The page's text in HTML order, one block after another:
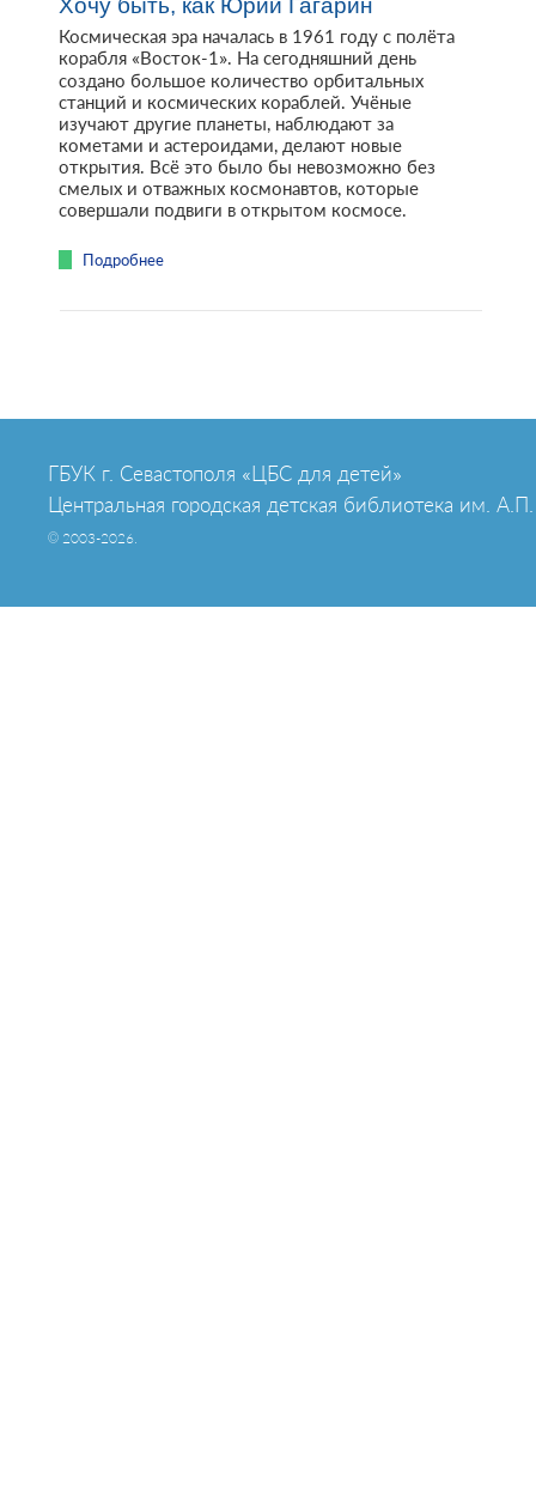
Хочу быть, как Юрий Гагарин
Космическая эра началась в 1961 году с полёта
корабля «Восток-1». На сегодняшний день
создано большое количество орбитальных
станций и космических кораблей. Учёные
изучают другие планеты, наблюдают за
кометами и астероидами, делают новые
открытия. Всё это было бы невозможно без
смелых и отважных космонавтов, которые
совершали подвиги в открытом космосе.
Подробнее
ГБУК г. Севастополя «ЦБС для детей»
Центральная городская детская библиотека им. А.П.
© 2003-2026.